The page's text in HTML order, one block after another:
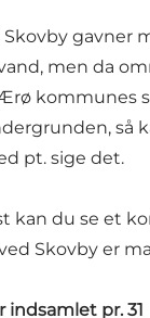
Skovby gavner
men da
kommunes
så
pt. sige det.
kan du se et
Skovby er
indsamlet pr. 31